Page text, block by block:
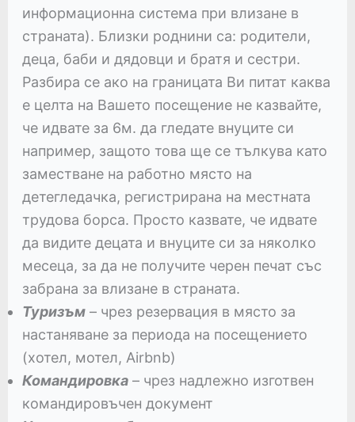
информационна система при влизане в
страната). Близки роднини са: родители,
деца, баби и дядовци и братя и сестри.
Разбира се ако на границата Ви питат каква
е целта на Вашето посещение не казвайте,
че идвате за 6м. да гледате внуците си
например, защото това ще се тълкува като
заместване на работно място на
детегледачка, регистрирана на местната
трудова борса. Просто казвате, че идвате
да видите децата и внуците си за няколко
месеца, за да не получите черен печат със
забрана за влизане в страната.
Туризъм– чрез резервация в място за
настаняване за периода на посещението
(хотел, мотел, Airbnb)
Командировка– чрез надлежно изготвен
командировъчен документ